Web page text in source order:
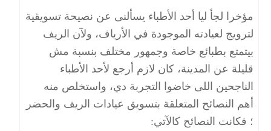
مؤخرا لجأ ليا أحد الأطباء يسألنى عن نصيحة تسويقية
لترويج لعيادته الموجودة في الأرياف، ولآن الريف
بيتمتع بطبائع خاصة وجمهور مختلف بنسبة مش
قليلة عن المدينة، كان لازم أرجع لأحد الأطباء
الناجحين اللى خاضوا التجربة دي، واستخلص منه
أهم النصائح المتعلقة بتسويق عيادات الريف والحضر
؛ فكانت النصائح كالآتي: